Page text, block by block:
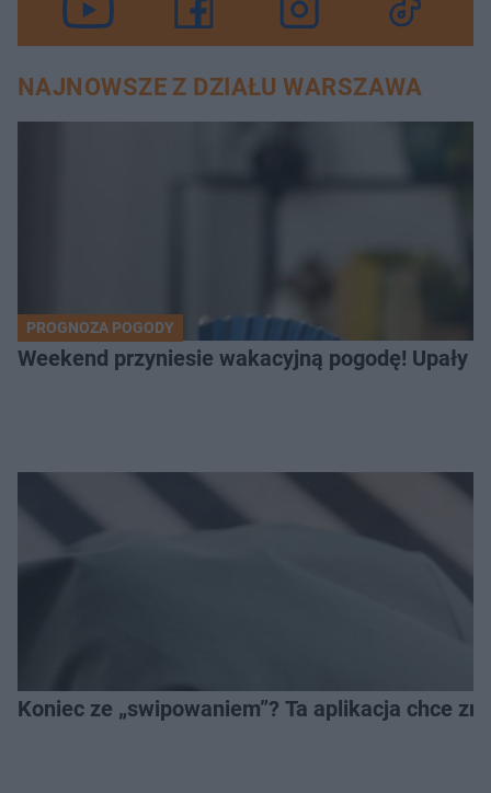
NAJNOWSZE Z DZIAŁU WARSZAWA
PROGNOZA POGODY
Weekend przyniesie wakacyjną pogodę! Upały
Koniec ze „swipowaniem”? Ta aplikacja chce